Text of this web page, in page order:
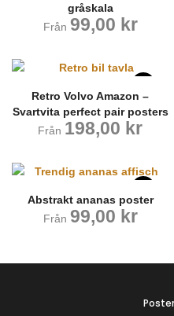
gråskala
Från 99,00 kr
Retro Volvo Amazon –
Svartvita perfect pair posters
Från 198,00 kr
Abstrakt ananas poster
Från 99,00 kr